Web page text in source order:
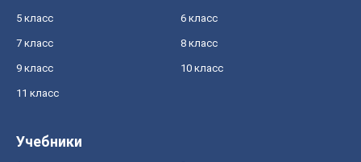
5 класс 6 класс
7 класс 8 класс
9 класс 10 класс
11 класс
Учебники